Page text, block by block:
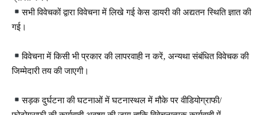
सभी विवेचकों द्वारा विवेचना में लिखे गई केस डायरी की अद्यतन स्थिति ज्ञात की
गई।
विवेचना में किसी भी प्रकार की लापरवाही न करें, अन्यथा संबंधित विवेचक की
जिम्मेदारी तय की जाएगी।
सड़क दुर्घटना की घटनाओं में घटनास्थल में मौके पर वीडियोग्राफी/